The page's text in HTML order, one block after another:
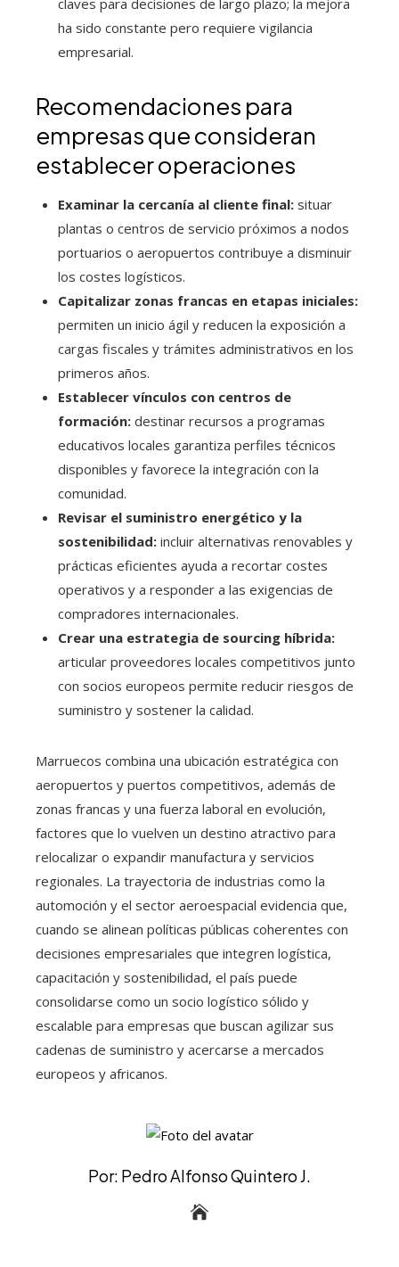
claves para decisiones de largo plazo; la mejora
ha sido constante pero requiere vigilancia
empresarial.
Recomendaciones para
empresas que consideran
establecer operaciones
Examinar la cercanía al cliente final: situar
plantas o centros de servicio próximos a nodos
portuarios o aeropuertos contribuye a disminuir
los costes logísticos.
Capitalizar zonas francas en etapas iniciales:
permiten un inicio ágil y reducen la exposición a
cargas fiscales y trámites administrativos en los
primeros años.
Establecer vínculos con centros de
formación: destinar recursos a programas
educativos locales garantiza perfiles técnicos
disponibles y favorece la integración con la
comunidad.
Revisar el suministro energético y la
sostenibilidad: incluir alternativas renovables y
prácticas eficientes ayuda a recortar costes
operativos y a responder a las exigencias de
compradores internacionales.
Crear una estrategia de sourcing híbrida:
articular proveedores locales competitivos junto
con socios europeos permite reducir riesgos de
suministro y sostener la calidad.
Marruecos combina una ubicación estratégica con
aeropuertos y puertos competitivos, además de
zonas francas y una fuerza laboral en evolución,
factores que lo vuelven un destino atractivo para
relocalizar o expandir manufactura y servicios
regionales. La trayectoria de industrias como la
automoción y el sector aeroespacial evidencia que,
cuando se alinean políticas públicas coherentes con
decisiones empresariales que integren logística,
capacitación y sostenibilidad, el país puede
consolidarse como un socio logístico sólido y
escalable para empresas que buscan agilizar sus
cadenas de suministro y acercarse a mercados
europeos y africanos.
Por: Pedro Alfonso Quintero J.